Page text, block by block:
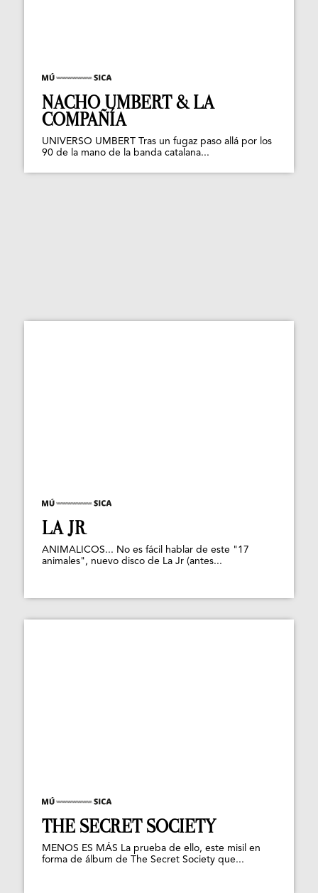
NACHO UMBERT & LA
COMPAÑÍA
UNIVERSO UMBERT Tras un fugaz paso allá por los
90 de la mano de la banda catalana...
LA JR
ANIMALICOS... No es fácil hablar de este "17
animales", nuevo disco de La Jr (antes...
THE SECRET SOCIETY
MENOS ES MÁS La prueba de ello, este misil en
forma de álbum de The Secret Society que...